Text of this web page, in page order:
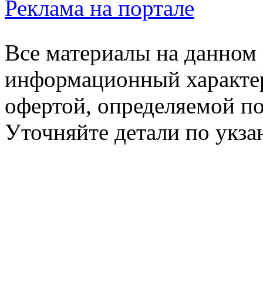
Реклама на портале
Все материалы на данном
информационный
офертой, определяемой
Уточняйте детали по